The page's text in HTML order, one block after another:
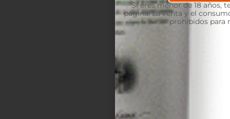
Si eres menor de 18 años,
página. La venta y el
prohibidos para